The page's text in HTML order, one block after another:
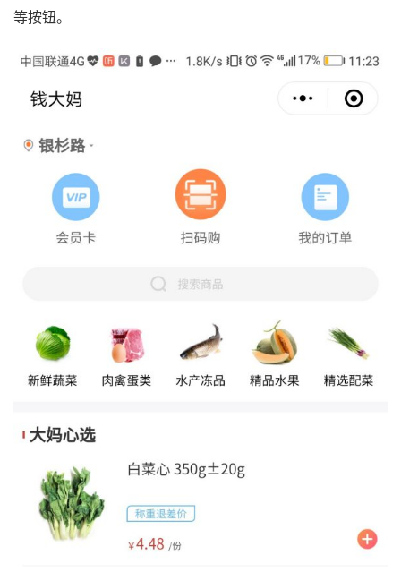
等按钮。